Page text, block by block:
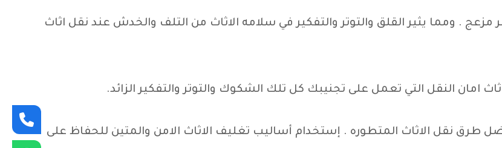
مزعج . ومما يثير القلق والتوتر والتفكير في سلامه الاثاث من التلف والخدش عند نقل اثاث
امان النقل التي تعمل على تجنيبك كل تلك الشكوك والتوتر والتفكير الزائد.
طرق نقل الاثاث المتطوره . إستخدام أساليب تغليف الاثاث الامن والمتين للحفاظ على